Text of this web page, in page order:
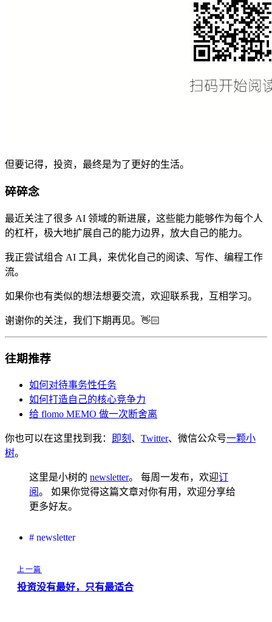
但要记得，投资，最终是为了更好的生活。​
碎碎念
最近关注了很多 AI 领域的新进展，这些能力能够作为每个人
的杠杆，极大地扩展自己的能力边界，放大自己的能力。
我正尝试组合 AI 工具，来优化自己的阅读、写作、编程工作
流。
如果你也有类似的想法想要交流，欢迎联系我，互相学习。
谢谢你的关注，我们下期再见。👋🏻
往期推荐
如何对待事务性任务
如何打造自己的核心竞争力
给 flomo MEMO 做一次断舍离
你也可以在这里找到我： 即刻 、 Twitter、微信公众号一颗小
树。
这里是小树的 newsletter。 每周一发布，欢迎订
阅。 如果你觉得这篇文章对你有用，欢迎分享给
更多好友。
# newsletter
上一篇
投资没有最好，只有最适合